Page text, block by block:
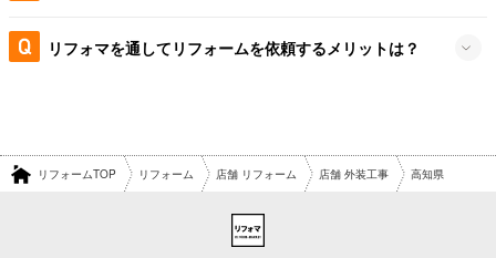
リフォマを通してリフォームを依頼するメリットは？
リフォームTOP リフォーム 店舗 リフォーム 店舗 外装工事 高知県